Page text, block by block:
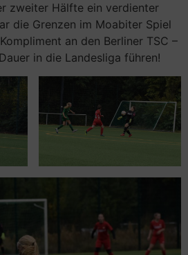
zweiter Hälfte ein verdienter
die Grenzen im Moabiter Spiel
an den Berliner TSC –
in die Landesliga führen!